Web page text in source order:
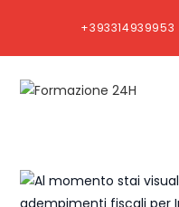
+393314939953